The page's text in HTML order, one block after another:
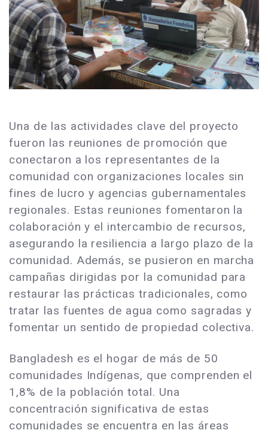
Una de las actividades clave del proyecto
fueron las reuniones de promoción que
conectaron a los representantes de la
comunidad con organizaciones locales sin
fines de lucro y agencias gubernamentales
regionales. Estas reuniones fomentaron la
colaboración y el intercambio de recursos,
asegurando la resiliencia a largo plazo de la
comunidad. Además, se pusieron en marcha
campañas dirigidas por la comunidad para
restaurar las prácticas tradicionales, como
tratar las fuentes de agua como sagradas y
fomentar un sentido de propiedad colectiva.
Bangladesh es el hogar de más de 50
comunidades Indígenas, que comprenden el
1,8% de la población total. Una
concentración significativa de estas
comunidades se encuentra en las áreas